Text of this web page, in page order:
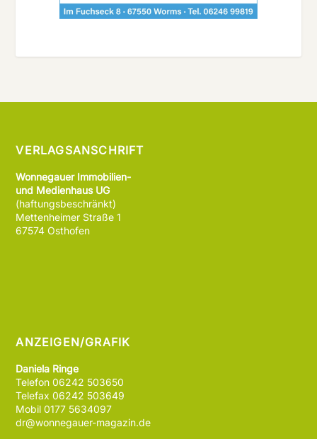
VERLAGSANSCHRIFT
Wonnegauer Immobilien-
und Medienhaus UG
(haftungsbeschränkt)
Mettenheimer Straße 1
67574 Osthofen
ANZEIGEN/GRAFIK
Daniela Ringe
Telefon 06242 503650
Telefax 06242 503649
Mobil 0177 5634097
dr@wonnegauer-magazin.de